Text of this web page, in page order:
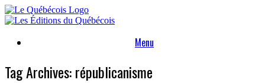
Skip
to
Menu
Tag Archives:républicanisme